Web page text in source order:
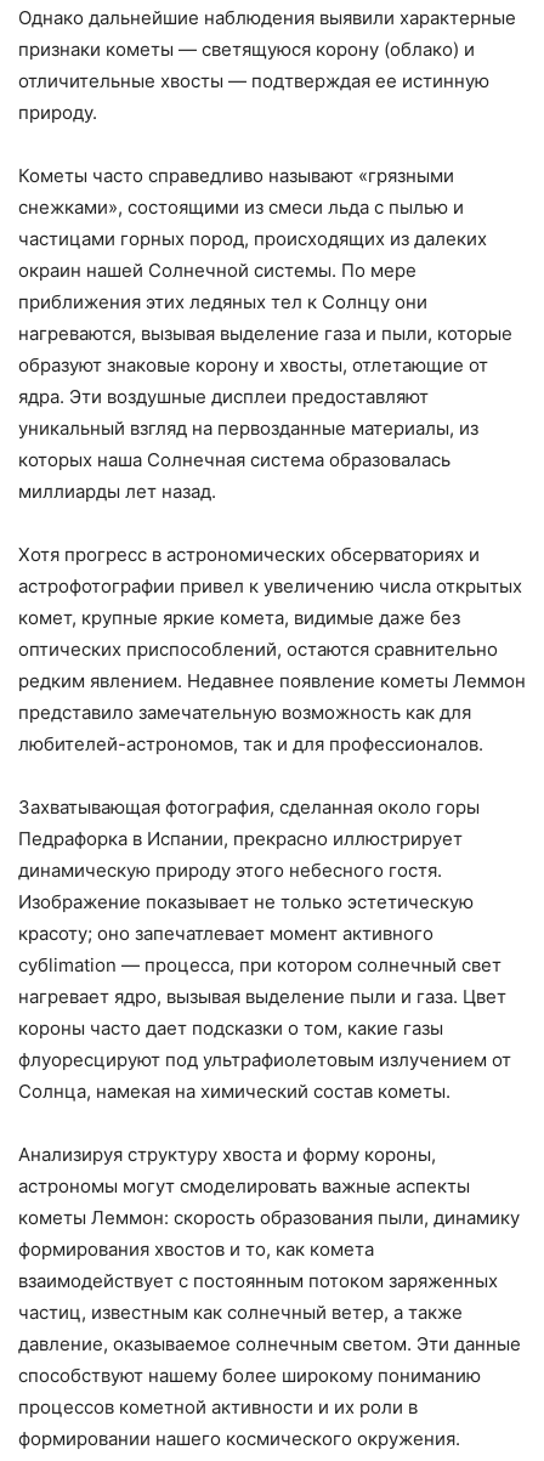
Однако дальнейшие наблюдения выявили характерные
признаки кометы — светящуюся корону (облако) и
отличительные хвосты — подтверждая ее истинную
природу.
Кометы часто справедливо называют «грязными
снежками», состоящими из смеси льда с пылью и
частицами горных пород, происходящих из далеких
окраин нашей Солнечной системы. По мере
приближения этих ледяных тел к Солнцу они
нагреваются, вызывая выделение газа и пыли, которые
образуют знаковые корону и хвосты, отлетающие от
ядра. Эти воздушные дисплеи предоставляют
уникальный взгляд на первозданные материалы, из
которых наша Солнечная система образовалась
миллиарды лет назад.
Хотя прогресс в астрономических обсерваториях и
астрофотографии привел к увеличению числа открытых
комет, крупные яркие комета, видимые даже без
оптических приспособлений, остаются сравнительно
редким явлением. Недавнее появление кометы Леммон
представило замечательную возможность как для
любителей-астрономов, так и для профессионалов.
Захватывающая фотография, сделанная около горы
Педрафорка в Испании, прекрасно иллюстрирует
динамическую природу этого небесного гостя.
Изображение показывает не только эстетическую
красоту; оно запечатлевает момент активного
субlimation — процесса, при котором солнечный свет
нагревает ядро, вызывая выделение пыли и газа. Цвет
короны часто дает подсказки о том, какие газы
флуоресцируют под ультрафиолетовым излучением от
Солнца, намекая на химический состав кометы.
Анализируя структуру хвоста и форму короны,
астрономы могут смоделировать важные аспекты
кометы Леммон: скорость образования пыли, динамику
формирования хвостов и то, как комета
взаимодействует с постоянным потоком заряженных
частиц, известным как солнечный ветер, а также
давление, оказываемое солнечным светом. Эти данные
способствуют нашему более широкому пониманию
процессов кометной активности и их роли в
формировании нашего космического окружения.